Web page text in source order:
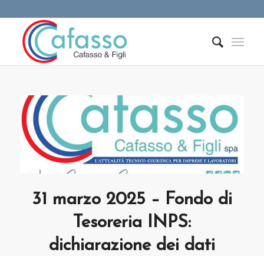
31 marzo 2025 – Fondo di
Tesoreria INPS:
dichiarazione dei dati